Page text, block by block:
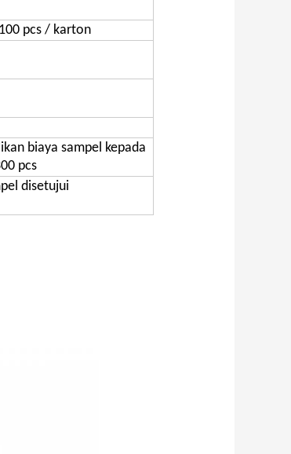
pcs / karton
biaya sampel kepada
pcs
disetujui